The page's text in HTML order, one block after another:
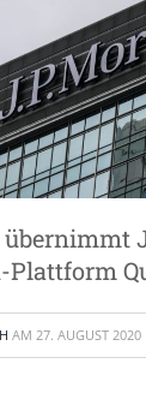
AM 27. AUGUST 2020